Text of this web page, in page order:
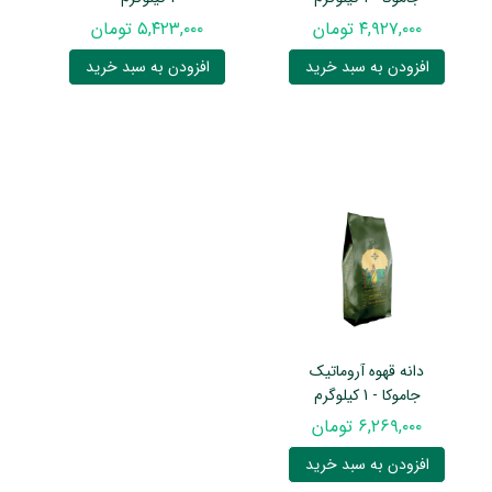
۴,۹۲۷,۰۰۰ تومان
افزودن به سبد خرید
۵,۴۲۳,۰۰۰ تومان
افزودن به سبد خرید
دانه قهوه آروماتیک
جاموکا - 1 کیلوگرم
۶,۲۶۹,۰۰۰ تومان
افزودن به سبد خرید